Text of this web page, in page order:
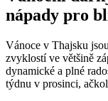
nápady pro
Vánoce v Thajsku
zvyklostí ve většině
dynamické a plné
týdnu v prosinci,